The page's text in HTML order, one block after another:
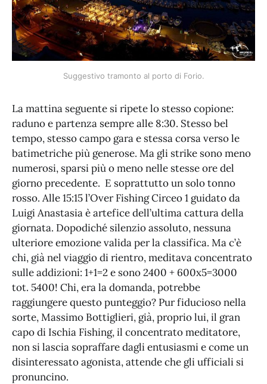
Suggestivo tramonto al porto di Forio.
La mattina seguente si ripete lo stesso copione:
raduno e partenza sempre alle 8:30. Stesso bel
tempo, stesso campo gara e stessa corsa verso le
batimetriche più generose. Ma gli strike sono meno
numerosi, sparsi più o meno nelle stesse ore del
giorno precedente. E soprattutto un solo tonno
rosso. Alle 15:15 l’Over Fishing Circeo 1 guidato da
Luigi Anastasia è artefice dell’ultima cattura della
giornata. Dopodiché silenzio assoluto, nessuna
ulteriore emozione valida per la classifica. Ma c’è
chi, già nel viaggio di rientro, meditava concentrato
sulle addizioni: 1+1=2 e sono 2400 + 600x5=3000
tot. 5400! Chi, era la domanda, potrebbe
raggiungere questo punteggio? Pur fiducioso nella
sorte, Massimo Bottiglieri, già, proprio lui, il gran
capo di Ischia Fishing, il concentrato meditatore,
non si lascia sopraffare dagli entusiasmi e come un
disinteressato agonista, attende che gli ufficiali si
pronuncino.